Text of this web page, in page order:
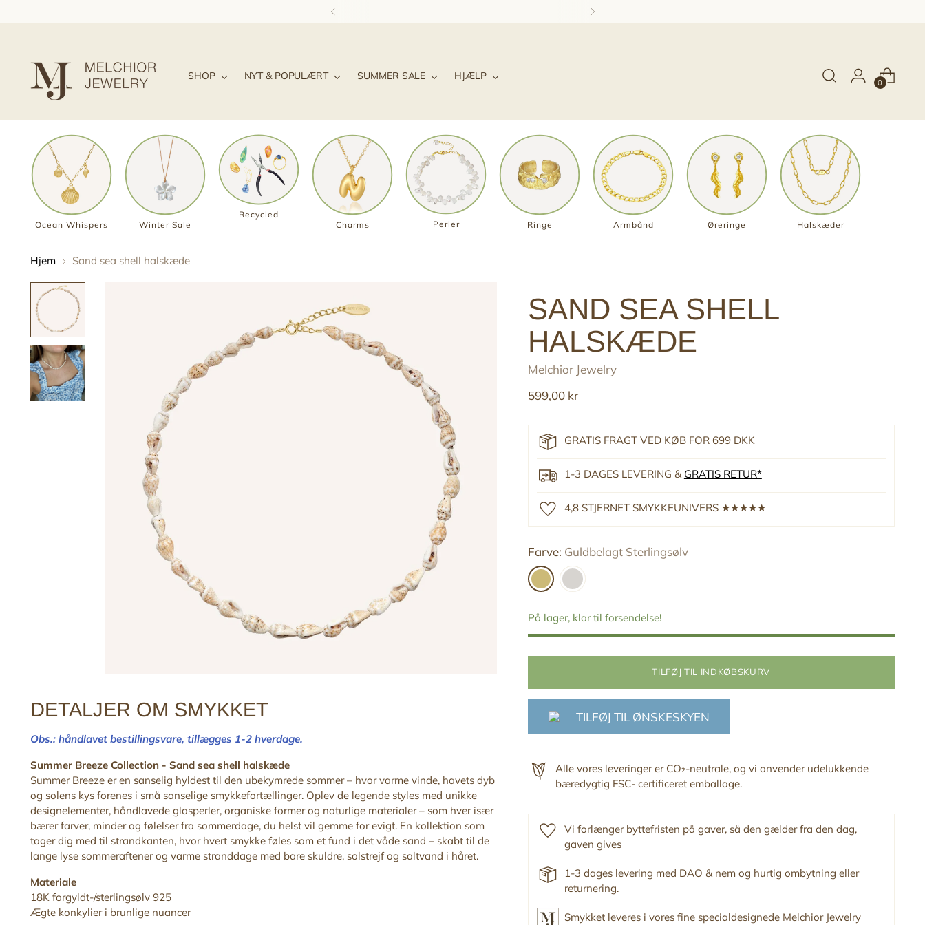
SHOP NYT & POPULÆRT SUMMER SALE HJÆLP
0
Ocean Whispers Winter Sale
Recycled
Charms
Perler Ringe Armbånd Øreringe Halskæder
Hjem Sand sea shell halskæde
DETALJER OM SMYKKET
Obs.: håndlavet bestillingsvare,tillægges 1-2 hverdage.
Summer Breeze Collection - Sand sea shell halskæde
Summer Breeze er en sanselig hyldest til den ubekymrede sommer – hvor varme vinde, havets dyb
og solens kys forenes i små sanselige smykkefortællinger. Oplev de legende styles med unikke
designelementer, håndlavede glasperler, organiske former og naturlige materialer – som hver især
bærer farver, minder og følelser fra sommerdage, du helst vil gemme for evigt. En kollektion som
tager dig med til strandkanten, hvor hvert smykke føles som et fund i det våde sand – skabt til de
lange lyse sommeraftener og varme stranddage med bare skuldre, solstrejf og saltvand i håret.
Materiale
18K forgyldt-/sterlingsølv 925
Ægte konkylier i brunlige nuancer
SAND SEA SHELL
HALSKÆDE
Melchior Jewelry
Reguler
599,00 kr
GRATIS FRAGT VED KØB FOR 699 DKK
1-3 DAGES LEVERING & GRATIS RETUR*
4,8 STJERNET SMYKKEUNIVERS ★★★★★
Farve: Guldbelagt Sterlingsølv
På lager, klar til forsendelse!
TILFØJ TIL INDKØBSKURV
TILFØJ TIL ØNSKESKYEN
Alle vores leveringer er CO₂-neutrale, og vi anvender udelukkende
bæredygtig FSC- certificeret emballage.
Vi forlænger byttefristen på gaver, så den gælder fra den dag,
gaven gives
1-3 dages levering med DAO & nem og hurtig ombytning eller
returnering.
Smykket leveres i vores fine specialdesignede Melchior Jewelry